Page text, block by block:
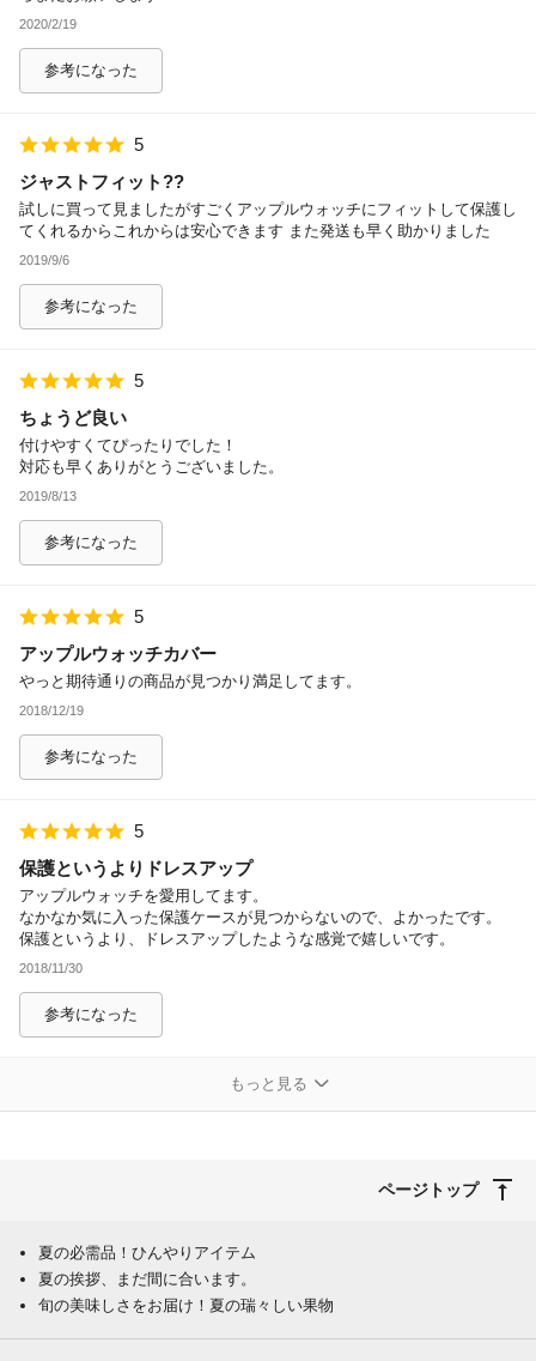
2020/2/19
参考になった
5
ジャストフィット??
試しに買って見ましたがすごくアップルウォッチにフィットして保護し
てくれるからこれからは安心できます また発送も早く助かりました
2019/9/6
参考になった
5
ちょうど良い
付けやすくてぴったりでした！
対応も早くありがとうございました。
2019/8/13
参考になった
5
アップルウォッチカバー
やっと期待通りの商品が見つかり満足してます。
2018/12/19
参考になった
5
保護というよりドレスアップ
アップルウォッチを愛用してます。
なかなか気に入った保護ケースが見つからないので、よかったです。
保護というより、ドレスアップしたような感覚で嬉しいです。
2018/11/30
参考になった
もっと見る
ページトップ
夏の必需品！ひんやりアイテム
夏の挨拶、まだ間に合います。
旬の美味しさをお届け！夏の瑞々しい果物